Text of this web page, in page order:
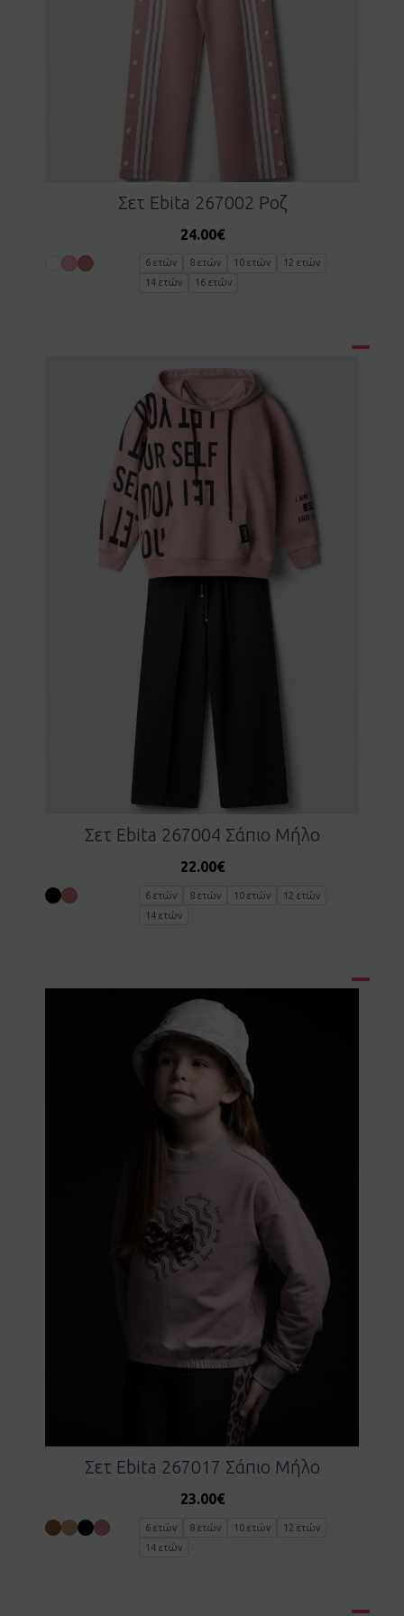
Σετ Ebita 267002 Ροζ
24.00€
6 ετών 8 ετών 10 ετών
12 ετών
14 ετών
16 ετών
Σετ Ebita 267004 Σάπιο Μήλο
22.00€
6 ετών 8 ετών 10 ετών
12 ετών
14 ετών
Σετ Ebita 267017 Σάπιο Μήλο
23.00€
6 ετών 8 ετών 10 ετών
12 ετών
14 ετών